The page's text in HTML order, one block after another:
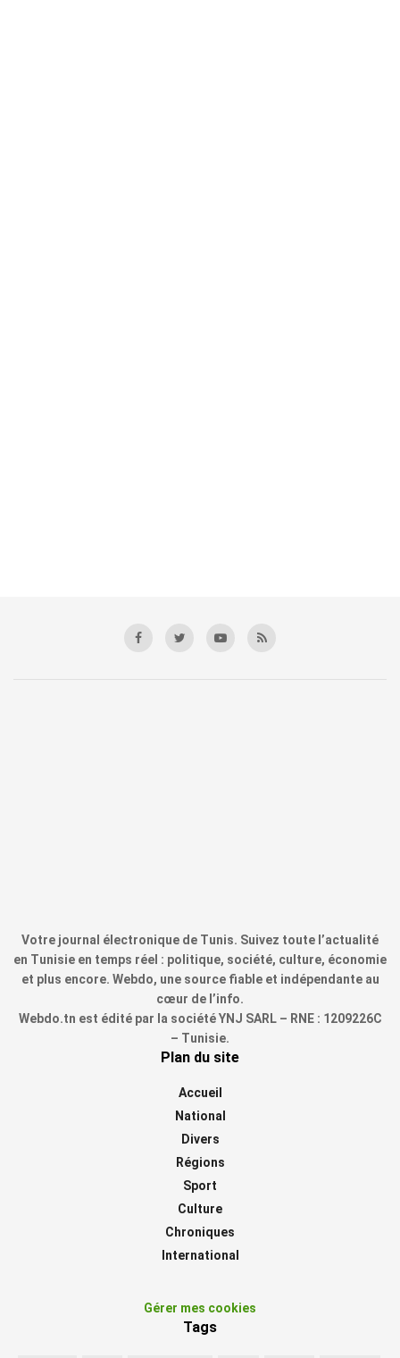
Votre journal électronique de Tunis. Suivez toute l’actualité
en Tunisie en temps réel : politique, société, culture, économie
et plus encore. Webdo, une source fiable et indépendante au
cœur de l’info.
Webdo.tn est édité par la société YNJ SARL – RNE : 1209226C
– Tunisie.
Plan du site
Accueil
National
Divers
Régions
Sport
Culture
Chroniques
International
Gérer mes cookies
Tags